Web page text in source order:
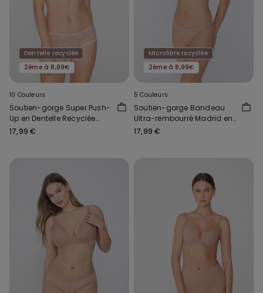
Dentelle recyclée
2ème à 8,99€
10 Couleurs
Soutien-gorge Super Push-
Up en Dentelle Recyclée
Malibù
17,99 €
Microfibre recyclée
2ème à 8,99€
5 Couleurs
Soutien-gorge Bandeau
Ultra-rembourré Madrid en
Microfibre Recyclée
17,99 €